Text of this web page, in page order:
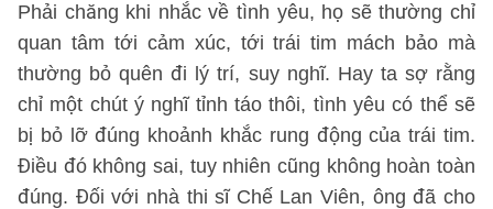
Phải chăng khi nhắc về tình yêu, họ sẽ thường chỉ
quan tâm tới cảm xúc, tới trái tim mách bảo mà
thường bỏ quên đi lý trí, suy nghĩ. Hay ta sợ rằng
chỉ một chút ý nghĩ tỉnh táo thôi, tình yêu có thể sẽ
bị bỏ lỡ đúng khoảnh khắc rung động của trái tim.
Điều đó không sai, tuy nhiên cũng không hoàn toàn
đúng. Đối với nhà thi sĩ Chế Lan Viên, ông đã cho